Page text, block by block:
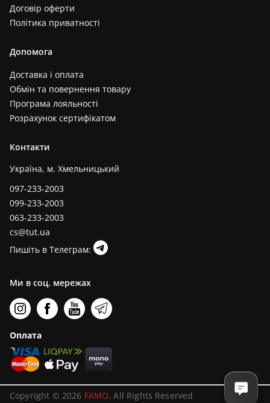
Договір оферти
Політика приватності
Допомога
Доставка і оплата
Обмін та повернення товару
Програма лояльності
Розрахунок сертифікатом
Контакти
Україна, м. Хмельницький
097-233-2003
099-233-2003
063-233-2003
cs@tut.ua
Пишіть в Телеграм:
Ми в соц. мережах
Оплата
Copyright © 2026 FAMO. All Rights Reserved